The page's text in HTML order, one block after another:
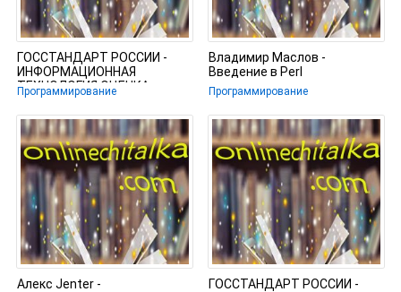
ГОССТАНДАРТ РОССИИ -
ИНФОРМАЦИОННАЯ
ТЕХНОЛОГИЯ ОЦЕНКА
ПРОГРАММНОЙ ПРОДУКЦИИ
Программирование
Владимир Маслов -
Введение в Perl
Программирование
Алекс Jenter -
ГОССТАНДАРТ РОССИИ -